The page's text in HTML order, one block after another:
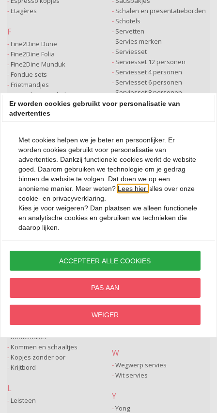
Etagères
F
Fine2Dine Dune
Fine2Dine Folia
Fine2Dine Munduk
Fondue sets
Frietmandjes
Fruits de Mer schalen
G
Glazen schalen
Graupera
Groen servies
Houten Dienblad
Houten presentatieschalen
Houten serveerplanken
Kleine schaaltjes
Koffie/Thee benodigdheden
Koffie/Thee servies
Koffiebonen
Koffiekopjes
Koffiemaker
Kommen en schaaltjes
Kopjes zonder oor
Krijtbord
L
Leisteen
Schalen en presentatieborden
Schotels
Servetten
Servies merken
Serviesset
Serviesset 12 personen
Serviesset 4 personen
Serviesset 6 personen
Serviesset 8 personen
Slakom
T
Taartplateau
Tafelen en funcooking
Tafelkleden
Tapas schaaltjes
Tapas sets
Tribeca
V
Vierkant borden
Vis en Schelpdieren
W
Wegwerp servies
Wit servies
Y
Yong
Er worden cookies gebruikt voor personalisatie van
advertenties
Met cookies helpen we je beter en persoonlijker. Er
worden cookies gebruikt voor personalisatie van
advertenties. Dankzij functionele cookies werkt de website
goed. Daarom gebruiken we technologie om je gedrag
binnen de website te volgen. Dat doen we op een
anonieme manier. Meer weten? Lees hier alles over onze
cookie- en privacyverklaring.
Kies je voorweigeren? Dan plaatsen we alleen functionele
en analytische cookies en gebruiken we technieken die
daarop lijken.
ACCEPTEER ALLE COOKIES
PAS AAN
WEIGER